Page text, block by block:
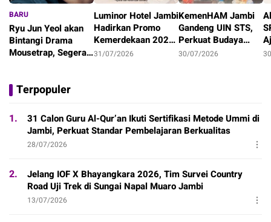
BARU
Ryu Jun Yeol akan
Bintangi Drama
Mousetrap, Segera
Luminor Hotel Jambi
Hadirkan Promo
Kemerdekaan 2026,
Staycation Keluarga
31/07/2026
KemenHAM Jambi
Gandeng UIN STS,
Perkuat Budaya
HAM Lewat Tri
30/07/2026
Terpopuler
1.
31 Calon Guru Al-Qur’an Ikuti Sertifikasi Metode Ummi di
Jambi, Perkuat Standar Pembelajaran Berkualitas
28/07/2026
2.
Jelang IOF X Bhayangkara 2026, Tim Survei Country
Road Uji Trek di Sungai Napal Muaro Jambi
13/07/2026